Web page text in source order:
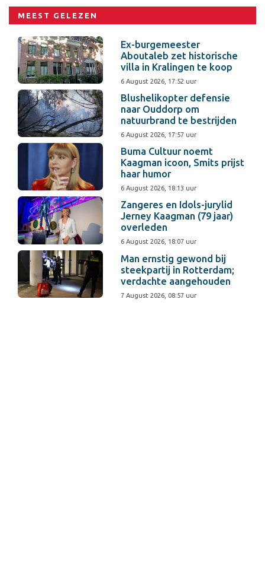
MEEST GELEZEN
Ex-burgemeester
Aboutaleb zet historische
villa in Kralingen te koop
6 August 2026, 17:52 uur
Blushelikopter defensie
naar Ouddorp om
natuurbrand te bestrijden
6 August 2026, 17:57 uur
Buma Cultuur noemt
Kaagman icoon, Smits prijst
haar humor
6 August 2026, 18:13 uur
Zangeres en Idols-jurylid
Jerney Kaagman (79 jaar)
overleden
6 August 2026, 18:07 uur
Man ernstig gewond bij
steekpartij in Rotterdam;
verdachte aangehouden
7 August 2026, 08:57 uur